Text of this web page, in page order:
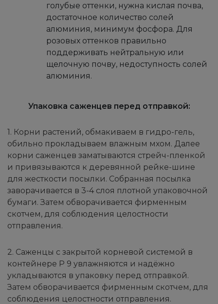
голубые оттенки, нужна кислая почва,
достаточное количество солей
алюминия, минимум фосфора. Для
розовых оттенков правильно
поддерживать нейтральную или
щелочную почву, недоступность солей
алюминия.
Упаковка саженцев перед отправкой:
1. Корни растений, обмакиваем в гидро-гель,
обильно прокладываем влажным мхом. Далее
корни саженцев заматываются стрейч-пленкой
и привязываются к деревянной рейке-шине
для жесткости посылки. Собранная посылка
заворачивается в 3-4 слоя плотной упаковочной
бумаги. Затем обворачивается фирменным
скотчем, для соблюдения целостности
отправления.
2. Саженцы с закрытой корневой системой в
контейнере Р 9 увлажняются и надёжно
укладываются в упаковку перед отправкой.
Затем обворачивается фирменным скотчем, для
соблюдения целостности отправления.